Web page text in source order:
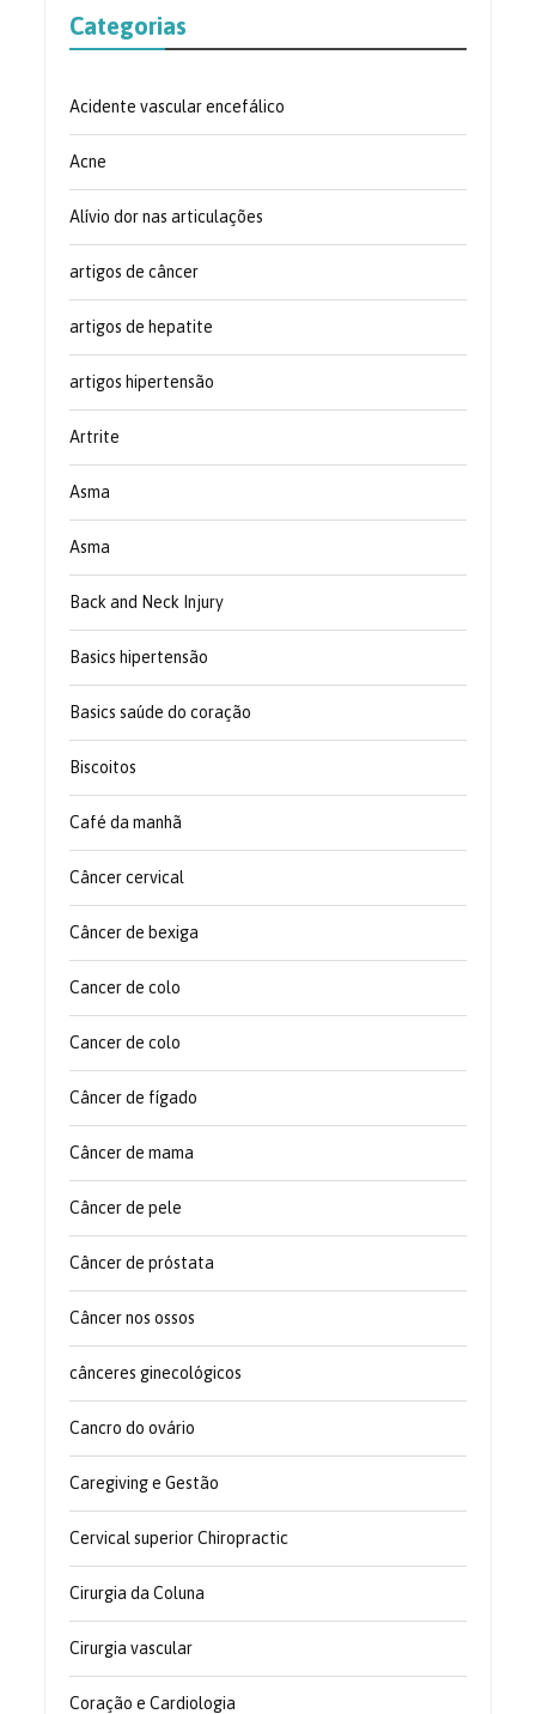
Categorias
Acidente vascular encefálico
Acne
Alívio dor nas articulações
artigos de câncer
artigos de hepatite
artigos hipertensão
Artrite
Asma
Asma
Back and Neck Injury
Basics hipertensão
Basics saúde do coração
Biscoitos
Café da manhã
Câncer cervical
Câncer de bexiga
Cancer de colo
Cancer de colo
Câncer de fígado
Câncer de mama
Câncer de pele
Câncer de próstata
Câncer nos ossos
cânceres ginecológicos
Cancro do ovário
Caregiving e Gestão
Cervical superior Chiropractic
Cirurgia da Coluna
Cirurgia vascular
Coração e Cardiologia